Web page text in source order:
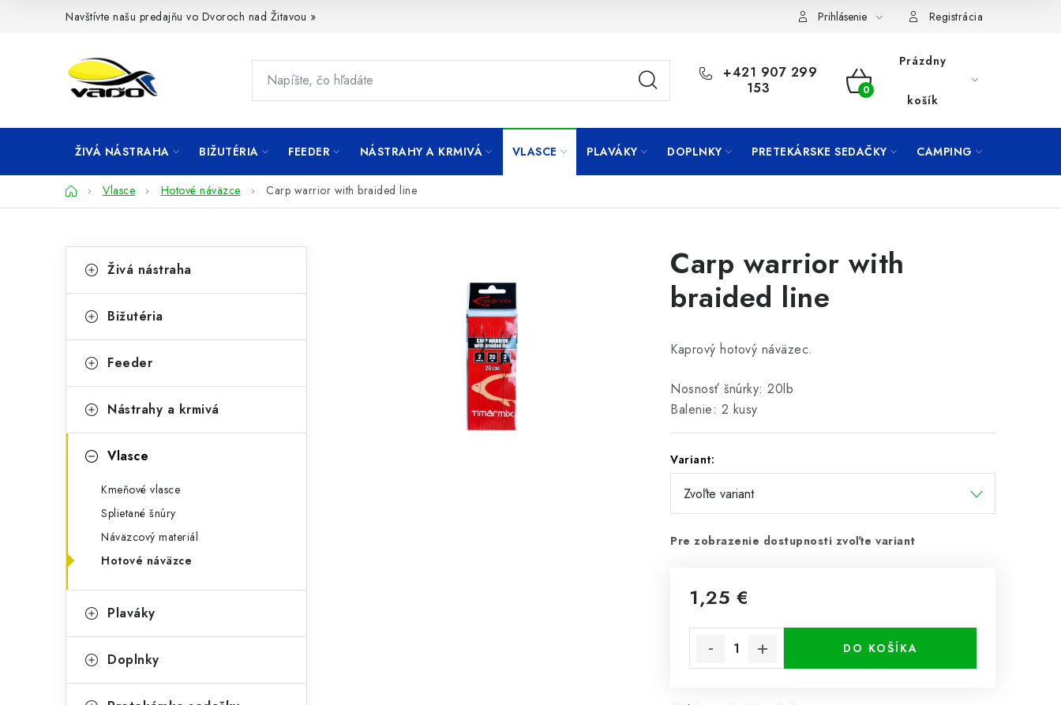
Navštívte našu predajňu vo Dvoroch nad Žitavou » Prihlásenie Registrácia
+421 907 299
153
NÁKUPNÝ
Prázdny
košík
ŽIVÁ NÁSTRAHA BIŽUTÉRIA FEEDER NÁSTRAHY A KRMIVÁ VLASCE PLAVÁKY DOPLNKY PRETEKÁRSKE SEDAČKY CAMPING
DomovVlasce Hotové náväzce Carp warrior with braided line
o
n
ý
a
kategórie
a
e
ó
i
Živá nástraha
Bižutéria
Feeder
Nástrahy a krmivá
Vlasce
Kmeňové vlasce
Splietané šnúry
Náväzcový materiál
Hotové náväzce
Plaváky
Doplnky
Carp warrior with
braided line
Kaprový hotový náväzec.
Nosnosť šnúrky: 20lb
Balenie: 2 kusy
Variant:
Pre zobrazenie dostupnosti zvoľte variant
1,25 €
DO KOŠÍKA